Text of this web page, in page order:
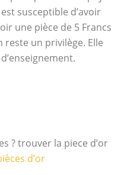
susceptible d’avoir
une pièce de 5 Francs
reste un privilège. Elle
? trouver la piece d’or
d’or